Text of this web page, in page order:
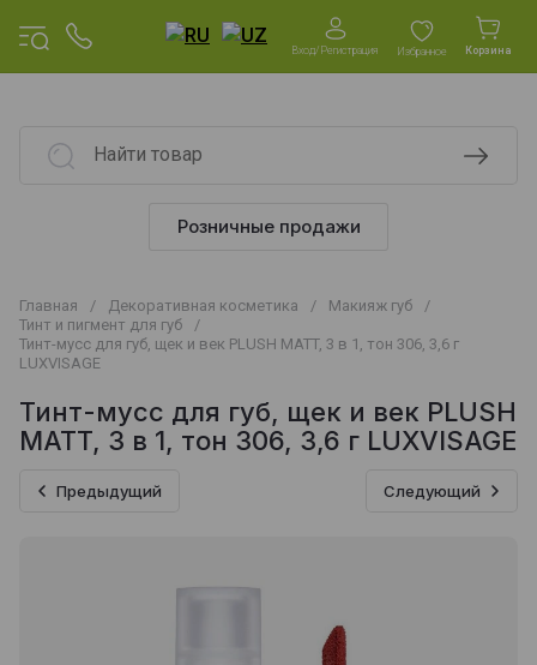
Вход/Регистрация Избранное Корзина
Розничные продажи
Главная / Декоративная косметика / Макияж губ
/
Тинт и пигмент для губ
/
Тинт-мусс для губ, щек и век PLUSH MATT, 3 в 1, тон 306, 3,6 г
LUXVISAGE
Тинт-мусс для губ, щек и век PLUSH
MATT, 3 в 1, тон 306, 3,6 г LUXVISAGE
Предыдущий Следующий